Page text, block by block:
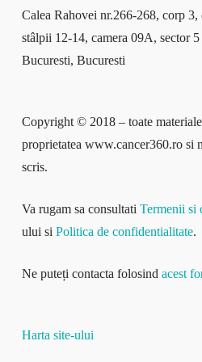
Calea Rahovei nr.266-268, corp
stâlpii 12-14, camera 09A, sector 5
Bucuresti, Bucuresti
Copyright © 2018 – toate
proprietatea www.cancer360.ro si
scris.
Va rugam sa consultati Termenii si
ului si Politica de confidentialitate.
Ne puteți contacta folosind acest
Harta site-ului